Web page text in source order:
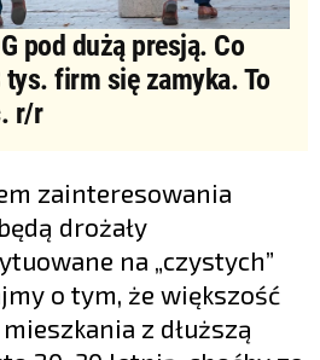
pod dużą presją. Co
firm się zamyka. To
r/r
zainteresowania
drożały
na „czystych”
o tym, że większość
z dłuższą